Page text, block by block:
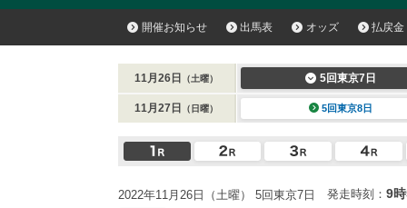
開催お知らせ 出馬表 オッズ 払戻金
11月26日 （土曜） 5回東京7日
11月27日 （日曜） 5回東京8日
2022年11月26日（土曜） 5回東京7日 発走時刻： 9